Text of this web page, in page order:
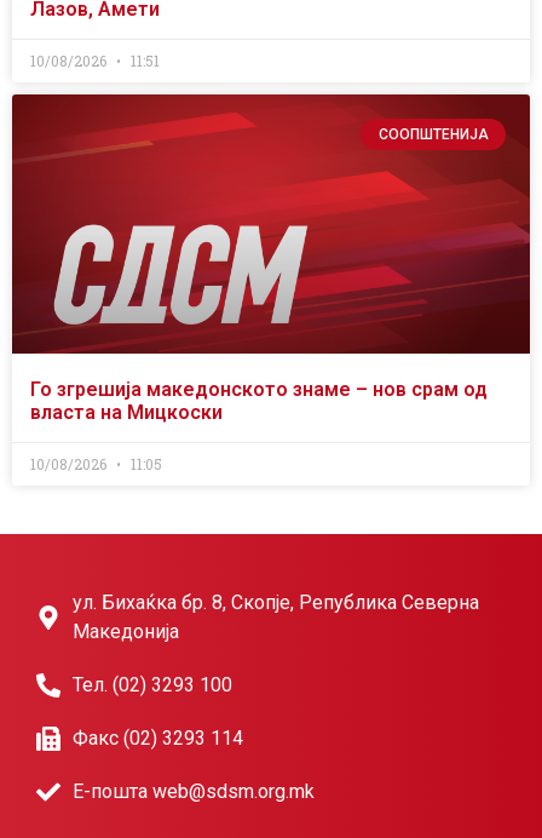
Лазов, Амети
10/08/2026 11:51
СООПШТЕНИЈА
Го згрешија македонското знаме – нов срам од
власта на Мицкоски
10/08/2026 11:05
ул. Бихаќка бр. 8, Скопје, Република Северна
Македонија
Тел. (02) 3293 100
Факс (02) 3293 114
Е-пошта web@sdsm.org.mk